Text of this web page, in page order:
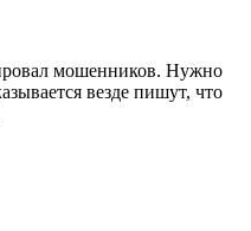
мошенников. Нужно
везде пишут, что